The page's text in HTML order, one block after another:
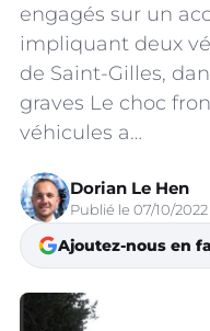
engagés sur un
impliquant deux
de Saint-Gilles,
graves Le choc
véhicules a…
Dorian Le Hen
Publié le 07/10/2022
Ajoutez-nous en